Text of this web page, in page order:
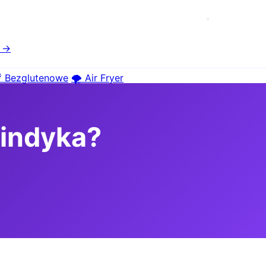
→
Bezglutenowe 🌪️ Air Fryer